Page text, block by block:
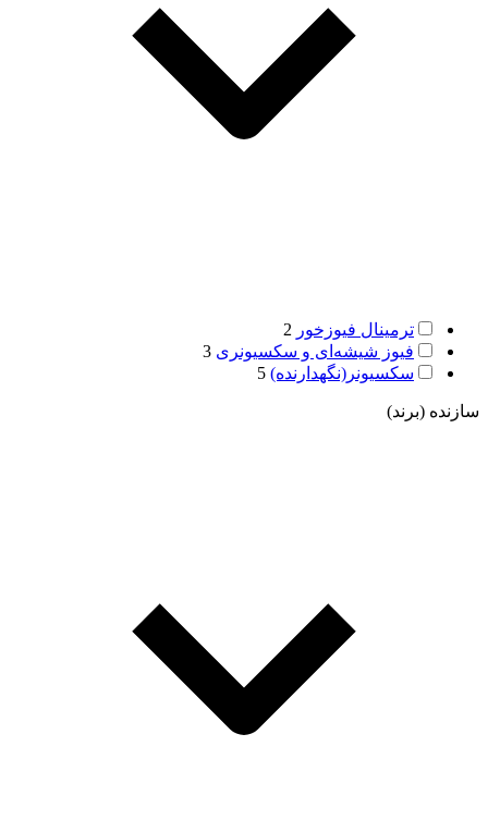
ترمینال فیوزخور 2
فیوز شیشه‌ای و سکسیونری 3
سکسیونر(نگهدارنده) 5
سازنده (برند)